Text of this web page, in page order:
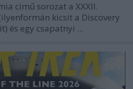
című sorozat a XXXII.
kicsit a Discovery
és egy csapatnyi ...